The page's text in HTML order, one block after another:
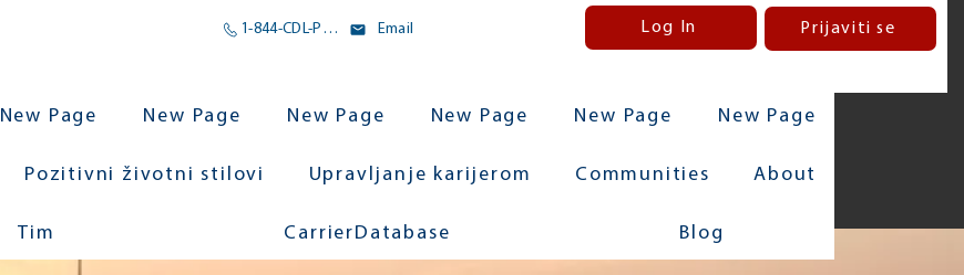
1-844-CDL-POMOĆ Email Log In Prijaviti se
New Page New Page New Page New Page New Page New Page
Pozitivni životni stilovi Upravljanje karijerom Communities About
Tim CarrierDatabase Blog